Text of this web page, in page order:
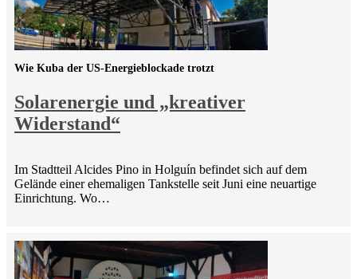
Solarenergie und „kreativer
Widerstand“
Wie Kuba der US-Energieblockade trotzt
Im Stadtteil Alcides Pino in Holguín befindet sich auf dem
Gelände einer ehemaligen Tankstelle seit Juni eine neuartige
Einrichtung. Wo…